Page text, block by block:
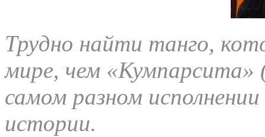
Трудно найти танго,
мире, чем «Кумпарсита»
самом разном
истории.